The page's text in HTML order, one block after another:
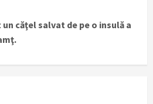
căţel salvat de pe o insulă a